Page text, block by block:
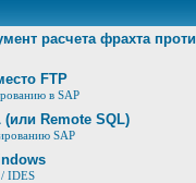
расчета фрахта
FTP
в SAP
Remote SQL)
SAP
IDES